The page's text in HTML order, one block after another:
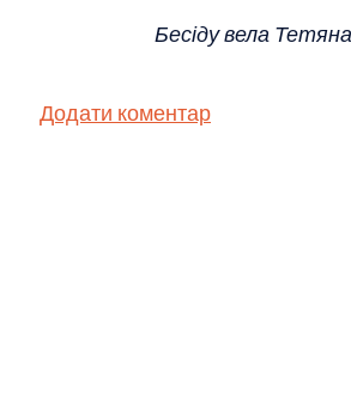
Бесіду вела
Додати коментар